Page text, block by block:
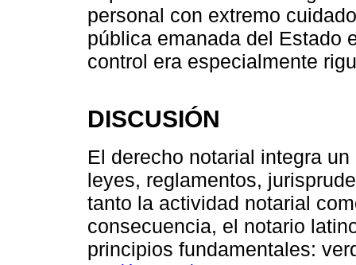
personal con extremo
pública emanada del Estado
control era especialmente
DISCUSIÓN
El derecho notarial integra
leyes, reglamentos,
tanto la actividad notarial
consecuencia, el notario
principios fundamentales: